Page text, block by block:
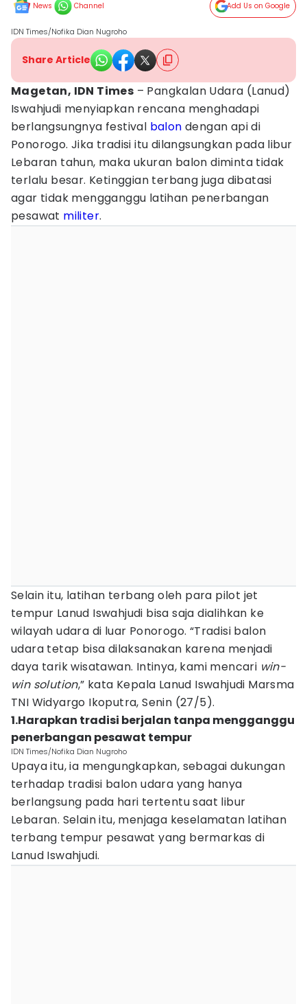
News Channel Add Us on Google
IDN Times/Nofika Dian Nugroho
Share Article
Magetan, IDN Times – Pangkalan Udara (Lanud)
Iswahjudi menyiapkan rencana menghadapi
berlangsungnya festival balon dengan api di
Ponorogo. Jika tradisi itu dilangsungkan pada libur
Lebaran tahun, maka ukuran balon diminta tidak
terlalu besar. Ketinggian terbang juga dibatasi
agar tidak mengganggu latihan penerbangan
pesawat militer.
Selain itu, latihan terbang oleh para pilot jet
tempur Lanud Iswahjudi bisa saja dialihkan ke
wilayah udara di luar Ponorogo. “Tradisi balon
udara tetap bisa dilaksanakan karena menjadi
daya tarik wisatawan. Intinya, kami mencari win-
win solution,” kata Kepala Lanud Iswahjudi Marsma
TNI Widyargo Ikoputra, Senin (27/5).
1.Harapkan tradisi berjalan tanpa mengganggu
penerbangan pesawat tempur
IDN Times/Nofika Dian Nugroho
Upaya itu, ia mengungkapkan, sebagai dukungan
terhadap tradisi balon udara yang hanya
berlangsung pada hari tertentu saat libur
Lebaran. Selain itu, menjaga keselamatan latihan
terbang tempur pesawat yang bermarkas di
Lanud Iswahjudi.